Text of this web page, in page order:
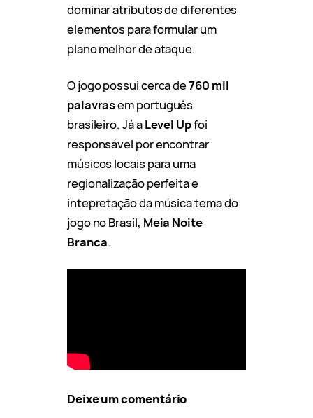
dominar atributos de diferentes
elementos para formular um
plano melhor de ataque.
O jogo possui cerca de760 mil
palavrasem português
brasileiro. Já aLevel Upfoi
responsável por encontrar
músicos locais para uma
regionalização perfeita e
intepretação da música tema do
jogo no Brasil, Meia Noite
Branca.
Deixe um comentário